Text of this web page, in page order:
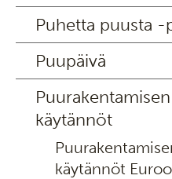
Puhetta puusta
Puupäivä
käytännöt
käytännöt